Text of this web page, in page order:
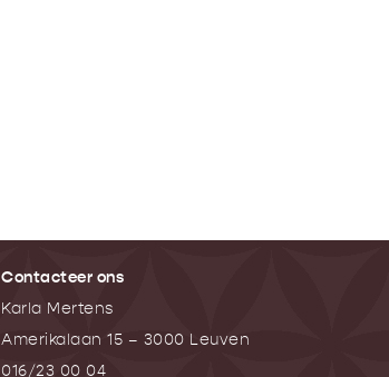
Contacteer ons
Karla Mertens
Amerikalaan 15 – 3000 Leuven
016/23 00 04